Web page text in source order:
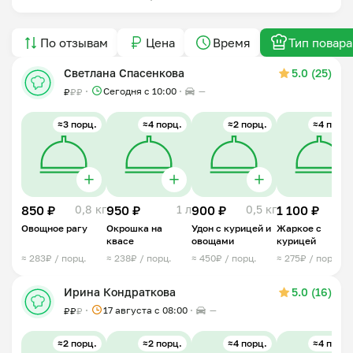
По отзывам Цена Время Тип повара
Светлана Спасенкова 5.0 (25)
₽₽₽ Сегодня с 10:00 —
≈3 порц.
850 ₽ 0,8 кг
Овощное рагу
≈ 283₽ / порц.
≈4 порц.
950 ₽ 1 л
Окрошка на
квасе
≈ 238₽ / порц.
≈2 порц.
900 ₽ 0,5 кг
Удон с курицей и
овощами
≈ 450₽ / порц.
≈4 порц.
1 100 ₽
Жаркое с
курицей
≈ 275₽ / порц.
Ирина Кондраткова 5.0 (16)
₽₽₽ 17 августа с 08:00 —
≈2 порц. ≈2 порц. ≈4 порц. ≈4 порц.